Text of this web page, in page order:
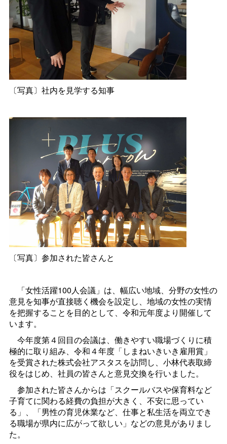
〔写真〕社内を見学する知事
〔写真〕参加された皆さんと
「女性活躍100人会議」は、幅広い地域、分野の女性の
意見を知事が直接聴く機会を設定し、地域の女性の実情
を把握することを目的として、令和元年度より開催して
います。
今年度第４回目の会議は、働きやすい職場づくりに積
極的に取り組み、令和４年度「しまねいきいき雇用賞」
を受賞された株式会社アスタスを訪問し、小林代表取締
役をはじめ、社員の皆さんと意見交換を行いました。
参加された皆さんからは「スクールバスや保育料など
子育てに関わる経費の負担が大きく、不安に思ってい
る」、「男性の育児休業など、仕事と私生活を両立でき
る職場が県内に広がって欲しい」などの意見がありまし
た。